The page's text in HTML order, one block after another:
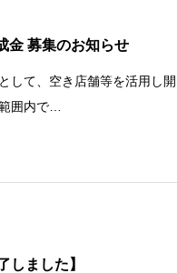
金 募集のお知らせ
して、空き店舗等を活用し開
囲内で…
しました】